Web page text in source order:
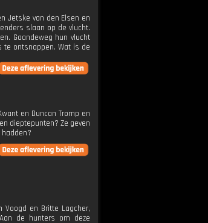
Jetske van den Elsen en
slaan op de vlucht.
Gaandeweg hun vlucht
te ontsnappen. Wat is de
en Duncan Tromp en
dieptepunten? Ze geven
Voogd en Britte Lagcher,
de hunters om deze